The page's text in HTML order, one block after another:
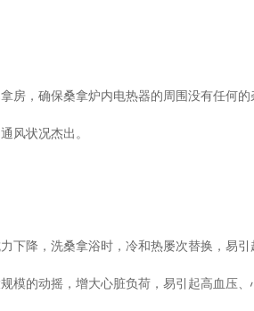
房，确保桑拿炉内电热器的周围没有任何
风状况杰出。
下降，洗桑拿浴时，冷和热屡次替换，易
模的动摇，增大心脏负荷，易引起高血压